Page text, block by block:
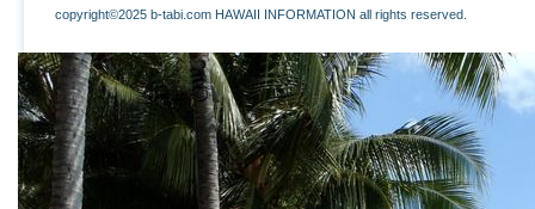
copyright©2025 b-tabi.com HAWAII INFORMATION all rights reserved.